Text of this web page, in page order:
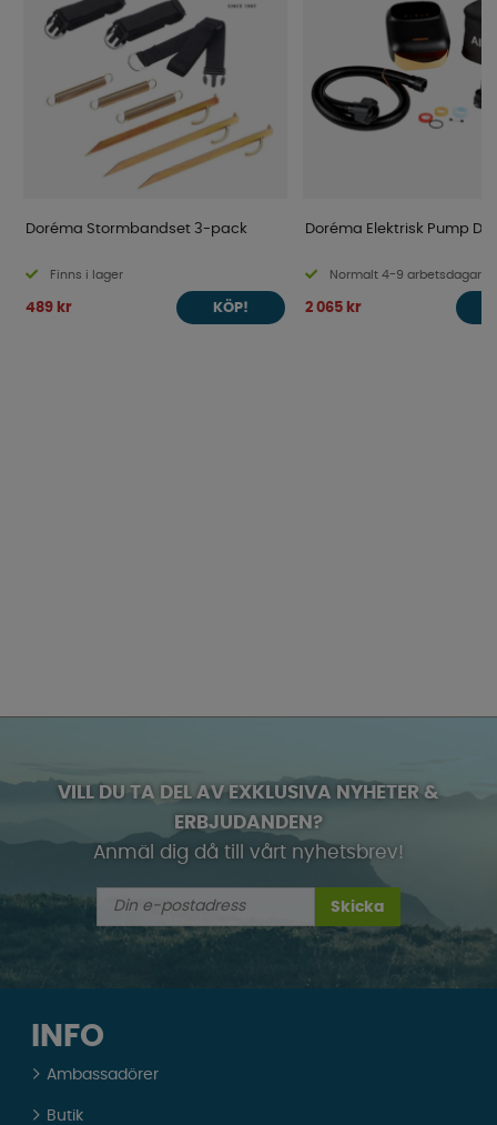
Doréma Stormbandset 3-pack
Finns i lager
489 kr KÖP!
Doréma Elektrisk Pump D13
Normalt 4-9 arbetsdagar
2 065 kr
VILL DU TA DEL AV EXKLUSIVA NYHETER &
ERBJUDANDEN?
Anmäl dig då till vårt nyhetsbrev!
Skicka
INFO
Ambassadörer
Butik